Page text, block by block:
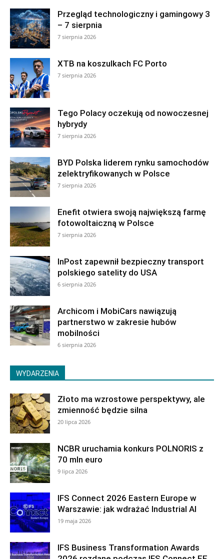
Przegląd technologiczny i gamingowy 3
– 7 sierpnia
7 sierpnia 2026
XTB na koszulkach FC Porto
7 sierpnia 2026
Tego Polacy oczekują od nowoczesnej
hybrydy
7 sierpnia 2026
BYD Polska liderem rynku samochodów
zelektryfikowanych w Polsce
7 sierpnia 2026
Enefit otwiera swoją największą farmę
fotowoltaiczną w Polsce
7 sierpnia 2026
InPost zapewnił bezpieczny transport
polskiego satelity do USA
6 sierpnia 2026
Archicom i MobiCars nawiązują
partnerstwo w zakresie hubów
mobilności
6 sierpnia 2026
WYDARZENIA
Złoto ma wzrostowe perspektywy, ale
zmienność będzie silna
20 lipca 2026
NCBR uruchamia konkurs POLNORIS z
70 mln euro
9 lipca 2026
IFS Connect 2026 Eastern Europe w
Warszawie: jak wdrażać Industrial AI
19 maja 2026
IFS Business Transformation Awards